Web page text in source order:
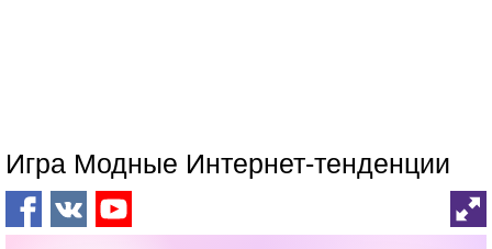
Игра Модные Интернет-тенденции